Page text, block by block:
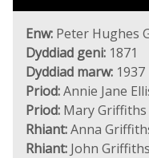
Enw: Peter Hughes
Dyddiad geni: 1871
Dyddiad marw: 1937
Priod:Annie Jane
Priod: Mary Griffiths
Rhiant:Anna
Rhiant: John Griffiths